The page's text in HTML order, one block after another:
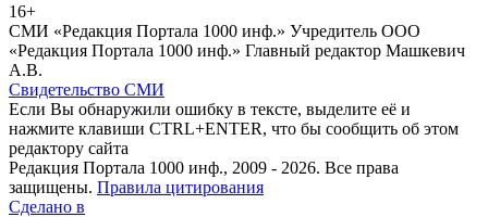
16+
СМИ «Редакция Портала 1000 инф.» Учредитель ООО
«Редакция Портала 1000 инф.» Главный редактор Машкевич
А.В.
Свидетельство СМИ
Если Вы обнаружили ошибку в тексте, выделите её и
нажмите клавиши CTRL+ENTER, что бы сообщить об этом
редактору сайта
Редакция Портала 1000 инф., 2009 - 2026. Все права
защищены. Правила цитирования
Сделано в